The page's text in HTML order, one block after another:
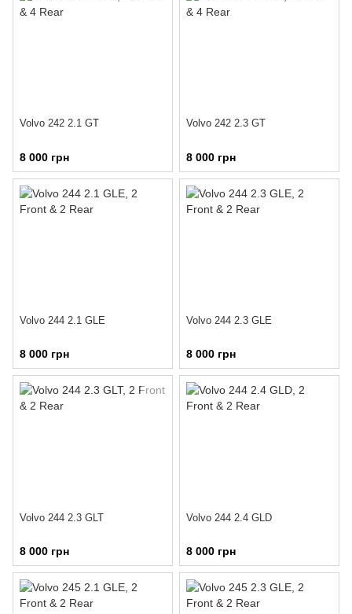
Volvo 242 2.1 GT
8 000 грн
Volvo 242 2.3 GT
8 000 грн
Volvo 244 2.1 GLE
8 000 грн
Volvo 244 2.3 GLE
8 000 грн
Volvo 244 2.3 GLT
8 000 грн
Volvo 244 2.4 GLD
8 000 грн